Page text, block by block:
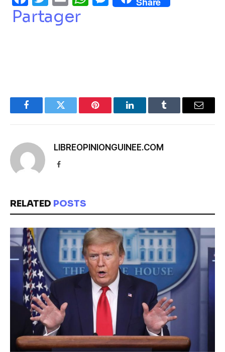
Partager
FacebookTwitter Pinterest LinkedInTumblr Email
LIBREOPINIONGUINEE.COM
Facebook
RELATED POSTS